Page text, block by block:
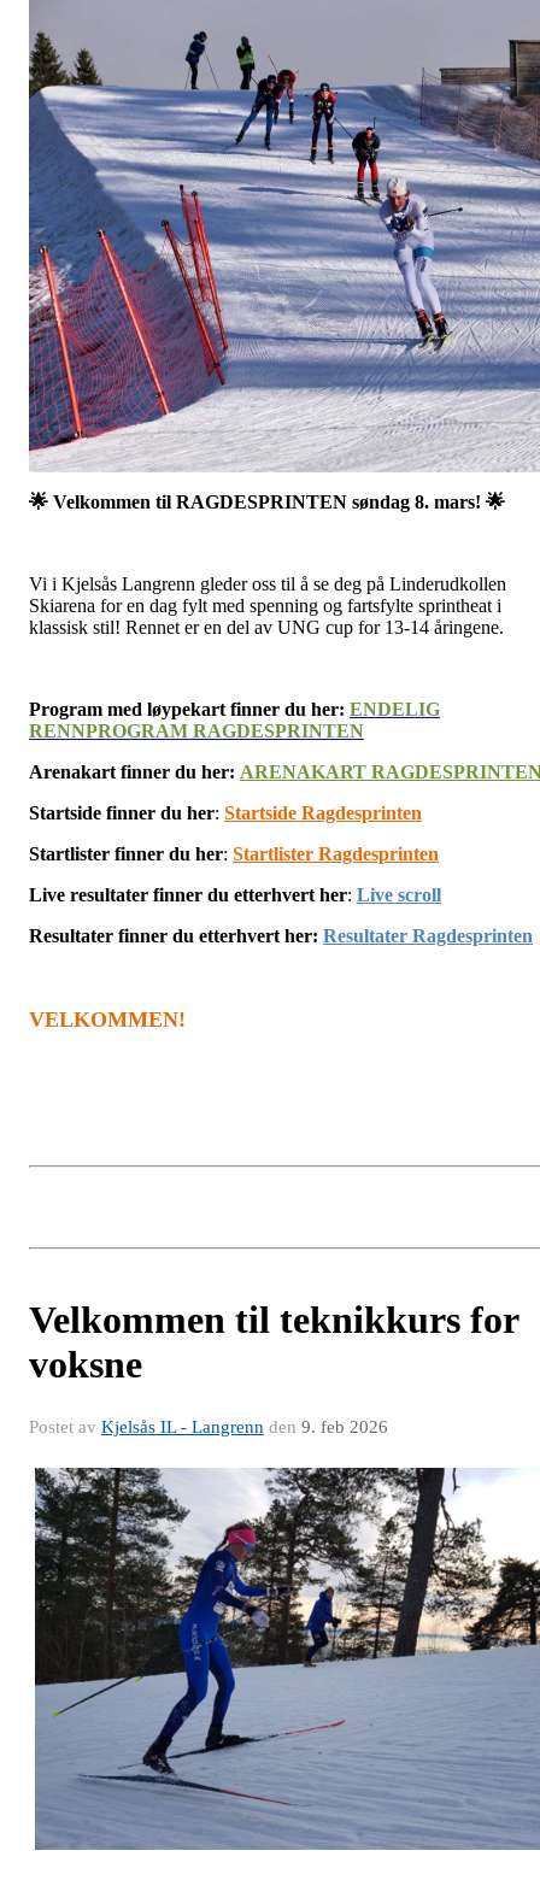
🌟 Velkommen til RAGDESPRINTEN søndag 8. mars! 🌟
Vi i Kjelsås Langrenn gleder oss til å se deg på Linderudkollen
Skiarena for en dag fylt med spenning og fartsfylte sprintheat i
klassisk stil! Rennet er en del av UNG cup for 13-14 åringene.
Program med løypekart finner du her: ENDELIG
RENNPROGRAM RAGDESPRINTEN
Arenakart finner du her: ARENAKART
Startside finner du her: Startside Ragdesprinten
Startlister finner du her: Startlister Ragdesprinten
Live resultater finner du etterhvert her: Live scroll
Resultater finner du etterhvert her: Resultater Ragdesprinten
VELKOMMEN!
Velkommen til teknikkurs for
voksne
Postet av Kjelsås IL - Langrenn den 9. feb 2026